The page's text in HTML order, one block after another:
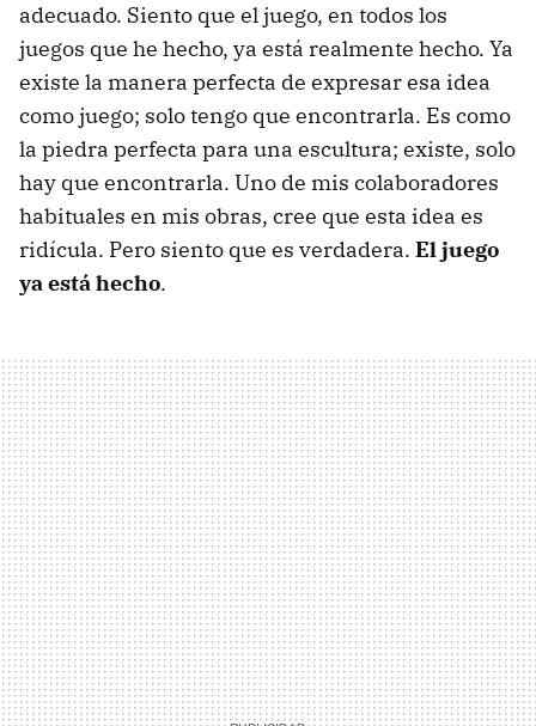
adecuado. Siento que el juego, en todos los
juegos que he hecho, ya está realmente hecho. Ya
existe la manera perfecta de expresar esa idea
como juego; solo tengo que encontrarla. Es como
la piedra perfecta para una escultura; existe, solo
hay que encontrarla. Uno de mis colaboradores
habituales en mis obras, cree que esta idea es
ridícula. Pero siento que es verdadera. El juego
ya está hecho.